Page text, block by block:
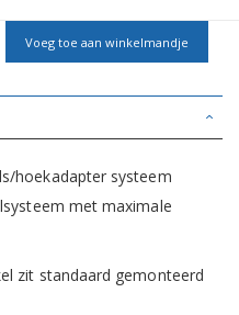
Voeg toe aan winkelmandje
hoekadapter systeem
met maximale
zit standaard gemonteerd